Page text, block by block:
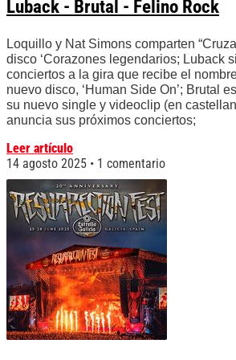
Luback - Brutal - Felino Rock
Loquillo y Nat Simons comparten
disco ‘Corazones legendarios; Luback
conciertos a la gira que recibe el
nuevo disco, ‘Human Side On’; Brutal
su nuevo single y videoclip (en
anuncia sus próximos conciertos;
Leer artículo
14 agosto 2025
1 comentario